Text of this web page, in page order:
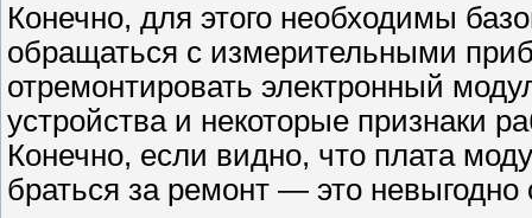
Конечно, для этого необходимы
обращаться с измерительными
отремонтировать электронный
устройства и некоторые признаки
Конечно, если видно, что плата
браться за ремонт — это невыгодно